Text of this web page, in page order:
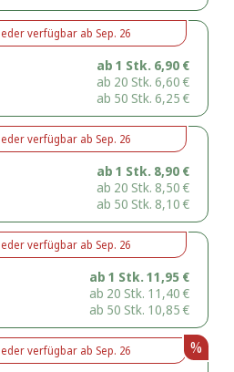
verfügbar ab Sep. 26
ab 1 Stk. 6,90 €
ab 20 Stk. 6,60 €
ab 50 Stk. 6,25 €
verfügbar ab Sep. 26
ab 1 Stk. 8,90 €
ab 20 Stk. 8,50 €
ab 50 Stk. 8,10 €
verfügbar ab Sep. 26
ab 1 Stk.11,95 €
ab 20 Stk. 11,40 €
ab 50 Stk. 10,85 €
verfügbar ab Sep. 26 %